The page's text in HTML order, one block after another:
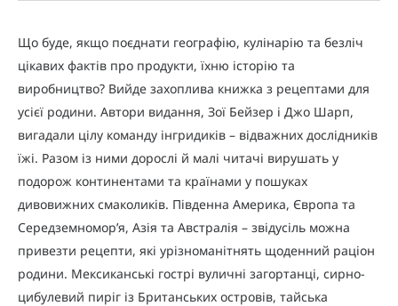
Що буде, якщо поєднати географію, кулінарію та безліч
цікавих фактів про продукти, їхню історію та
виробництво? Вийде захоплива книжка з рецептами для
усієї родини. Автори видання, Зої Бейзер і Джо Шарп,
вигадали цілу команду інгридиків – відважних дослідників
їжі. Разом із ними дорослі й малі читачі вирушать у
подорож континентами та країнами у пошуках
дивовижних смаколиків. Південна Америка, Європа та
Середземномор’я, Азія та Австралія – звідусіль можна
привезти рецепти, які урізноманітнять щоденний раціон
родини. Мексиканські гострі вуличні загортанці, сирно-
цибулевий пиріг із Британських островів, тайська